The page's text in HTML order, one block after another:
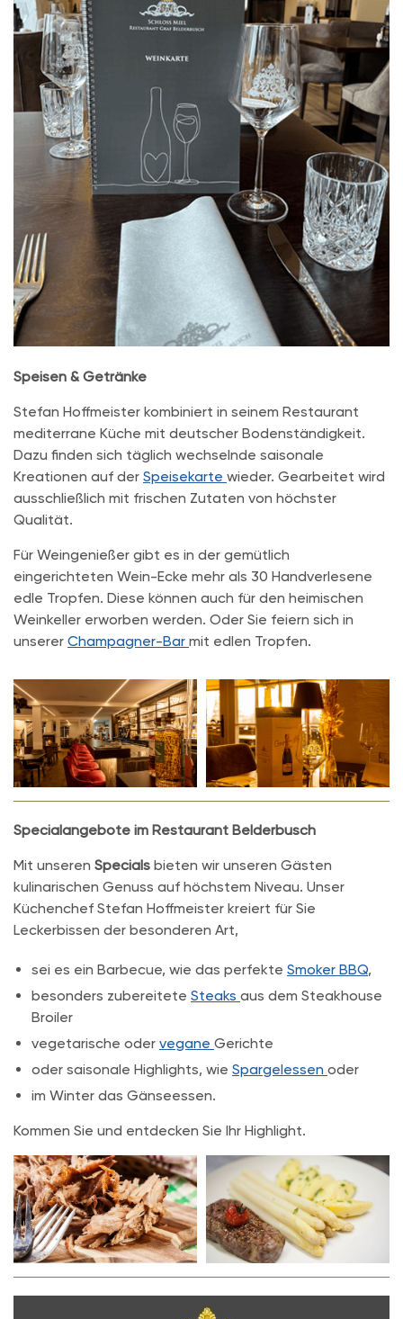
Speisen & Getränke
Stefan Hoffmeister kombiniert in seinem Restaurant
mediterrane Küche mit deutscher Bodenständigkeit.
Dazu finden sich täglich wechselnde saisonale
Kreationen auf der Speisekarte wieder. Gearbeitet wird
ausschließlich mit frischen Zutaten von höchster
Qualität.
Für Weingenießer gibt es in der gemütlich
eingerichteten Wein-Ecke mehr als 30 Handverlesene
edle Tropfen. Diese können auch für den heimischen
Weinkeller erworben werden. Oder Sie feiern sich in
unserer Champagner-Bar mit edlen Tropfen.
Specialangebote im Restaurant Belderbusch
Mit unseren Specials bieten wir unseren Gästen
kulinarischen Genuss auf höchstem Niveau. Unser
Küchenchef Stefan Hoffmeister kreiert für Sie
Leckerbissen der besonderen Art,
sei es ein Barbecue, wie das perfekte Smoker BBQ,
besonders zubereitete Steaks aus dem Steakhouse
Broiler
vegetarische oder vegane Gerichte
oder saisonale Highlights, wie Spargelessen oder
im Winter das Gänseessen.
Kommen Sie und entdecken Sie Ihr Highlight.